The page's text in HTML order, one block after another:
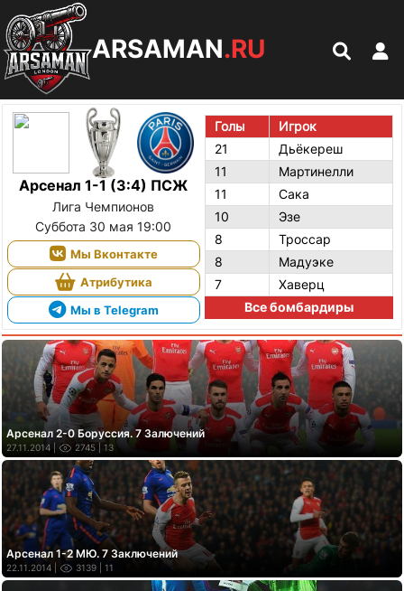
ARSAMAN.RU
Арсенал 1-1 (3:4) ПСЖ
Лига Чемпионов
Суббота 30 мая 19:00
Мы Вконтакте
Атрибутика
Мы в Telegram
Голы
Игрок
21
Дьёкереш
11
Мартинелли
11
Сака
10
Эзе
8
Троссар
8
Мадуэке
7
Хаверц
Все бомбардиры
Арсенал 2-0 Боруссия. 7 Залючений
27.11.2014 | 2745 | 13
Арсенал 1-2 МЮ. 7 Заключений
22.11.2014 | 3139 | 11